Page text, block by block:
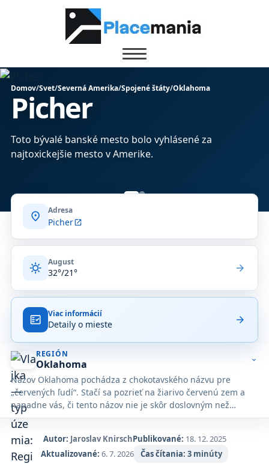
Domov/Svet/Severná Amerika/Spojené štáty/Oklahoma
Picher
Toto bývalé banské mesto bolo vyhlásené za
najtoxickejšie mesto v Amerike.
location_on Adresa
Picheropen_in_new
sunny August
32°/21° arrow_forward
fact_check Viac informácií
Detaily o mieste arrow_forward
REGIÓN
Oklahoma
Názov Oklahoma pochádza z chokotavského názvu pre
„červených ľudí“. Stačí sa pozrieť na žiarivo červenú zem a
napadne vás, či tento názov nie je skôr doslovným než
etnickým komentárom. Napriek tomu, keďže tu žije 39
kmeňov, je to miesto s hlbokým indiánskym významom.
Múzeí, kultúrnych expozícií a ďalších zaujímavostí je tu
neúrekom.
expand_more
Autor: Jaroslav KnirschPublikované: 18. 12. 2025
Aktualizované: 6. 7. 2026 Čas čítania: 3 minúty